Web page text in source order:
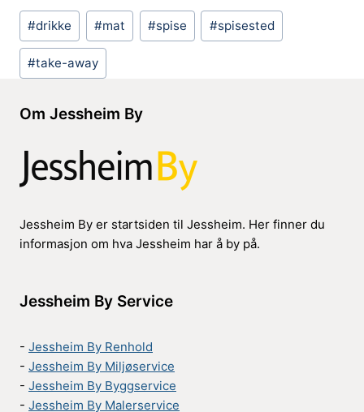
Post
Tags:
#drikke #mat #spise #spisested
#take-away
Om Jessheim By
Jessheim By er startsiden til Jessheim. Her finner du
informasjon om hva Jessheim har å by på.
Jessheim By Service
- Jessheim By Renhold
- Jessheim By Miljøservice
- Jessheim By Byggservice
- Jessheim By Malerservice